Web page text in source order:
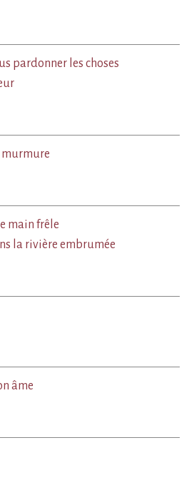
pardonner les choses
murmure
main frêle
la rivière embrumée
âme